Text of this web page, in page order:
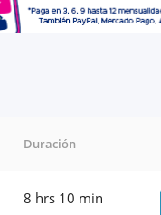
Duración
8 hrs 10 min